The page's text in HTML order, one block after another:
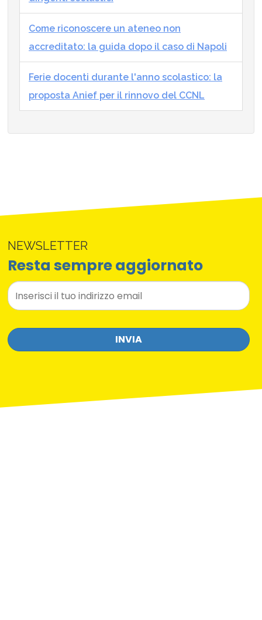
Come riconoscere un ateneo non
accreditato: la guida dopo il caso di Napoli
Ferie docenti durante l'anno scolastico: la
proposta Anief per il rinnovo del CCNL
NEWSLETTER
Resta sempre aggiornato